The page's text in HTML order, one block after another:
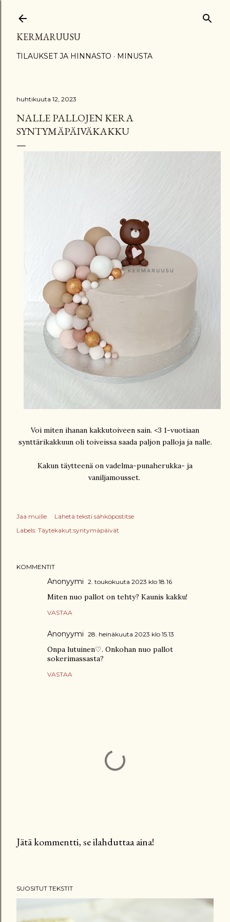
KERMARUUSU
TILAUKSET JA HINNASTO MINUSTA
huhtikuuta 12, 2023
NALLE PALLOJEN KERA
SYNTYMÄPÄIVÄKAKKU
Voi miten ihanan kakkutoiveen sain. <3 1-vuotiaan
synttärikakkuun oli toiveissa saada paljon palloja ja nalle.
Kakun täytteenä on vadelma-punaherukka- ja
vaniljamousset.
Jaa muille
Lähetä teksti sähköpostitse
Labels: Täytekakut:syntymäpäivät
KOMMENTIT
Anonyymi 2. toukokuuta 2023 klo 18.16
Miten nuo pallot on tehty? Kaunis kakku!
VASTAA
Anonyymi 28. heinäkuuta 2023 klo 15.13
Onpa lutuinen♡. Onkohan nuo pallot
sokerimassasta?
VASTAA
e
Jätä kommentti, se ilahduttaa aina!
SUOSITUT TEKSTIT